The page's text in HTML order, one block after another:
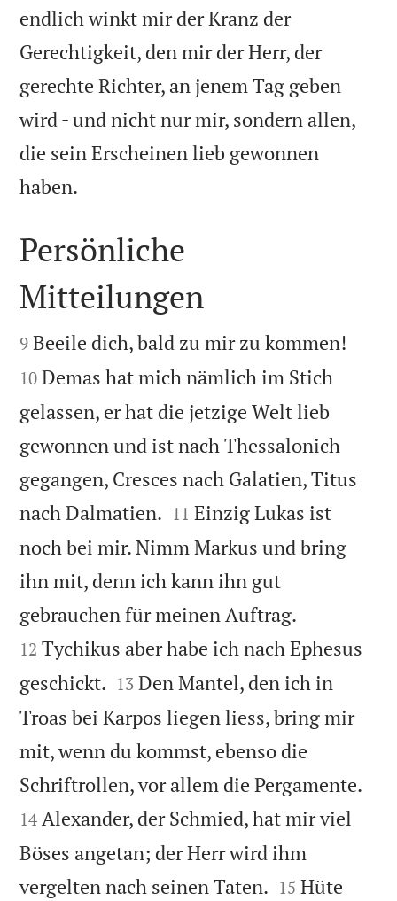
endlich winkt mir der Kranz der
Gerechtigkeit, den mir der Herr, der
gerechte Richter, an jenem Tag geben
wird - und nicht nur mir, sondern allen,
die sein Erscheinen lieb gewonnen
haben.

Persönliche
Mitteilungen

9 Beeile dich, bald zu mir zu kommen!
10 Demas hat mich nämlich im Stich
gelassen, er hat die jetzige Welt lieb
gewonnen und ist nach Thessalonich
gegangen, Cresces nach Galatien, Titus
nach Dalmatien. 

11 Einzig Lukas ist
noch bei mir. Nimm Markus und bring
ihn mit, denn ich kann ihn gut
gebrauchen für meinen Auftrag.
12 Tychikus aber habe ich nach Ephesus
geschickt. 

13 Den Mantel, den ich in
Troas bei Karpos liegen liess, bring mir
mit, wenn du kommst, ebenso die
Schriftrollen, vor allem die Pergamente.
14 Alexander, der Schmied, hat mir viel
Böses angetan; der Herr wird ihm
vergelten nach seinen Taten. 

15 Hüte